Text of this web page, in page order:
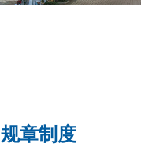
规章制度